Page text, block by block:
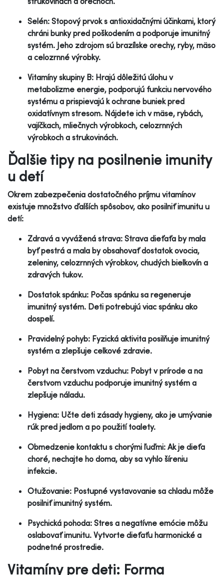
Selén: Stopový prvok s antioxidačnými účinkami, ktorý
chráni bunky pred poškodením a podporuje imunitný
systém. Jeho zdrojom sú brazílske orechy, ryby, mäso
a celozrnné výrobky.
Vitamíny skupiny B: Hrajú dôležitú úlohu v
metabolizme energie, podporujú funkciu nervového
systému a prispievajú k ochrane buniek pred
oxidatívnym stresom. Nájdete ich v mäse, rybách,
vajíčkach, mliečnych výrobkoch, celozrnných
výrobkoch a strukovinách.
Ďalšie tipy na posilnenie imunity
u detí
Okrem zabezpečenia dostatočného príjmu vitamínov
existuje množstvo ďalších spôsobov, ako posilniť imunitu u
detí:
Zdravá a vyvážená strava: Strava dieťaťa by mala
byť pestrá a mala by obsahovať dostatok ovocia,
zeleniny, celozrnných výrobkov, chudých bielkovín a
zdravých tukov.
Dostatok spánku: Počas spánku sa regeneruje
imunitný systém. Deti potrebujú viac spánku ako
dospelí.
Pravidelný pohyb: Fyzická aktivita posilňuje imunitný
systém a zlepšuje celkové zdravie.
Pobyt na čerstvom vzduchu: Pobyt v prírode a na
čerstvom vzduchu podporuje imunitný systém a
zlepšuje náladu.
Hygiena: Učte deti zásady hygieny, ako je umývanie
rúk pred jedlom a po použití toalety.
Obmedzenie kontaktu s chorými ľuďmi: Ak je dieťa
choré, nechajte ho doma, aby sa vyhlo šíreniu
infekcie.
Otužovanie: Postupné vystavovanie sa chladu môže
posilniť imunitný systém.
Psychická pohoda: Stres a negatívne emócie môžu
oslabovať imunitu. Vytvorte dieťaťu harmonické a
podnetné prostredie.
Vitamíny pre deti: Forma